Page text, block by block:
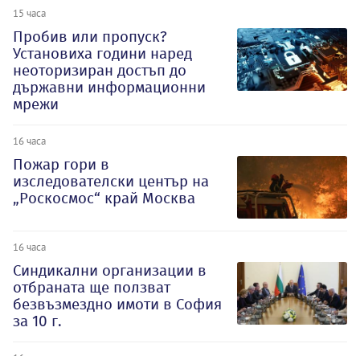
15 часа
Пробив или пропуск?
Установиха години наред
неоторизиран достъп до
държавни информационни
мрежи
16 часа
Пожар гори в
изследователски център на
„Роскосмос“ край Москва
16 часа
Синдикални организации в
отбраната ще ползват
безвъзмездно имоти в София
за 10 г.